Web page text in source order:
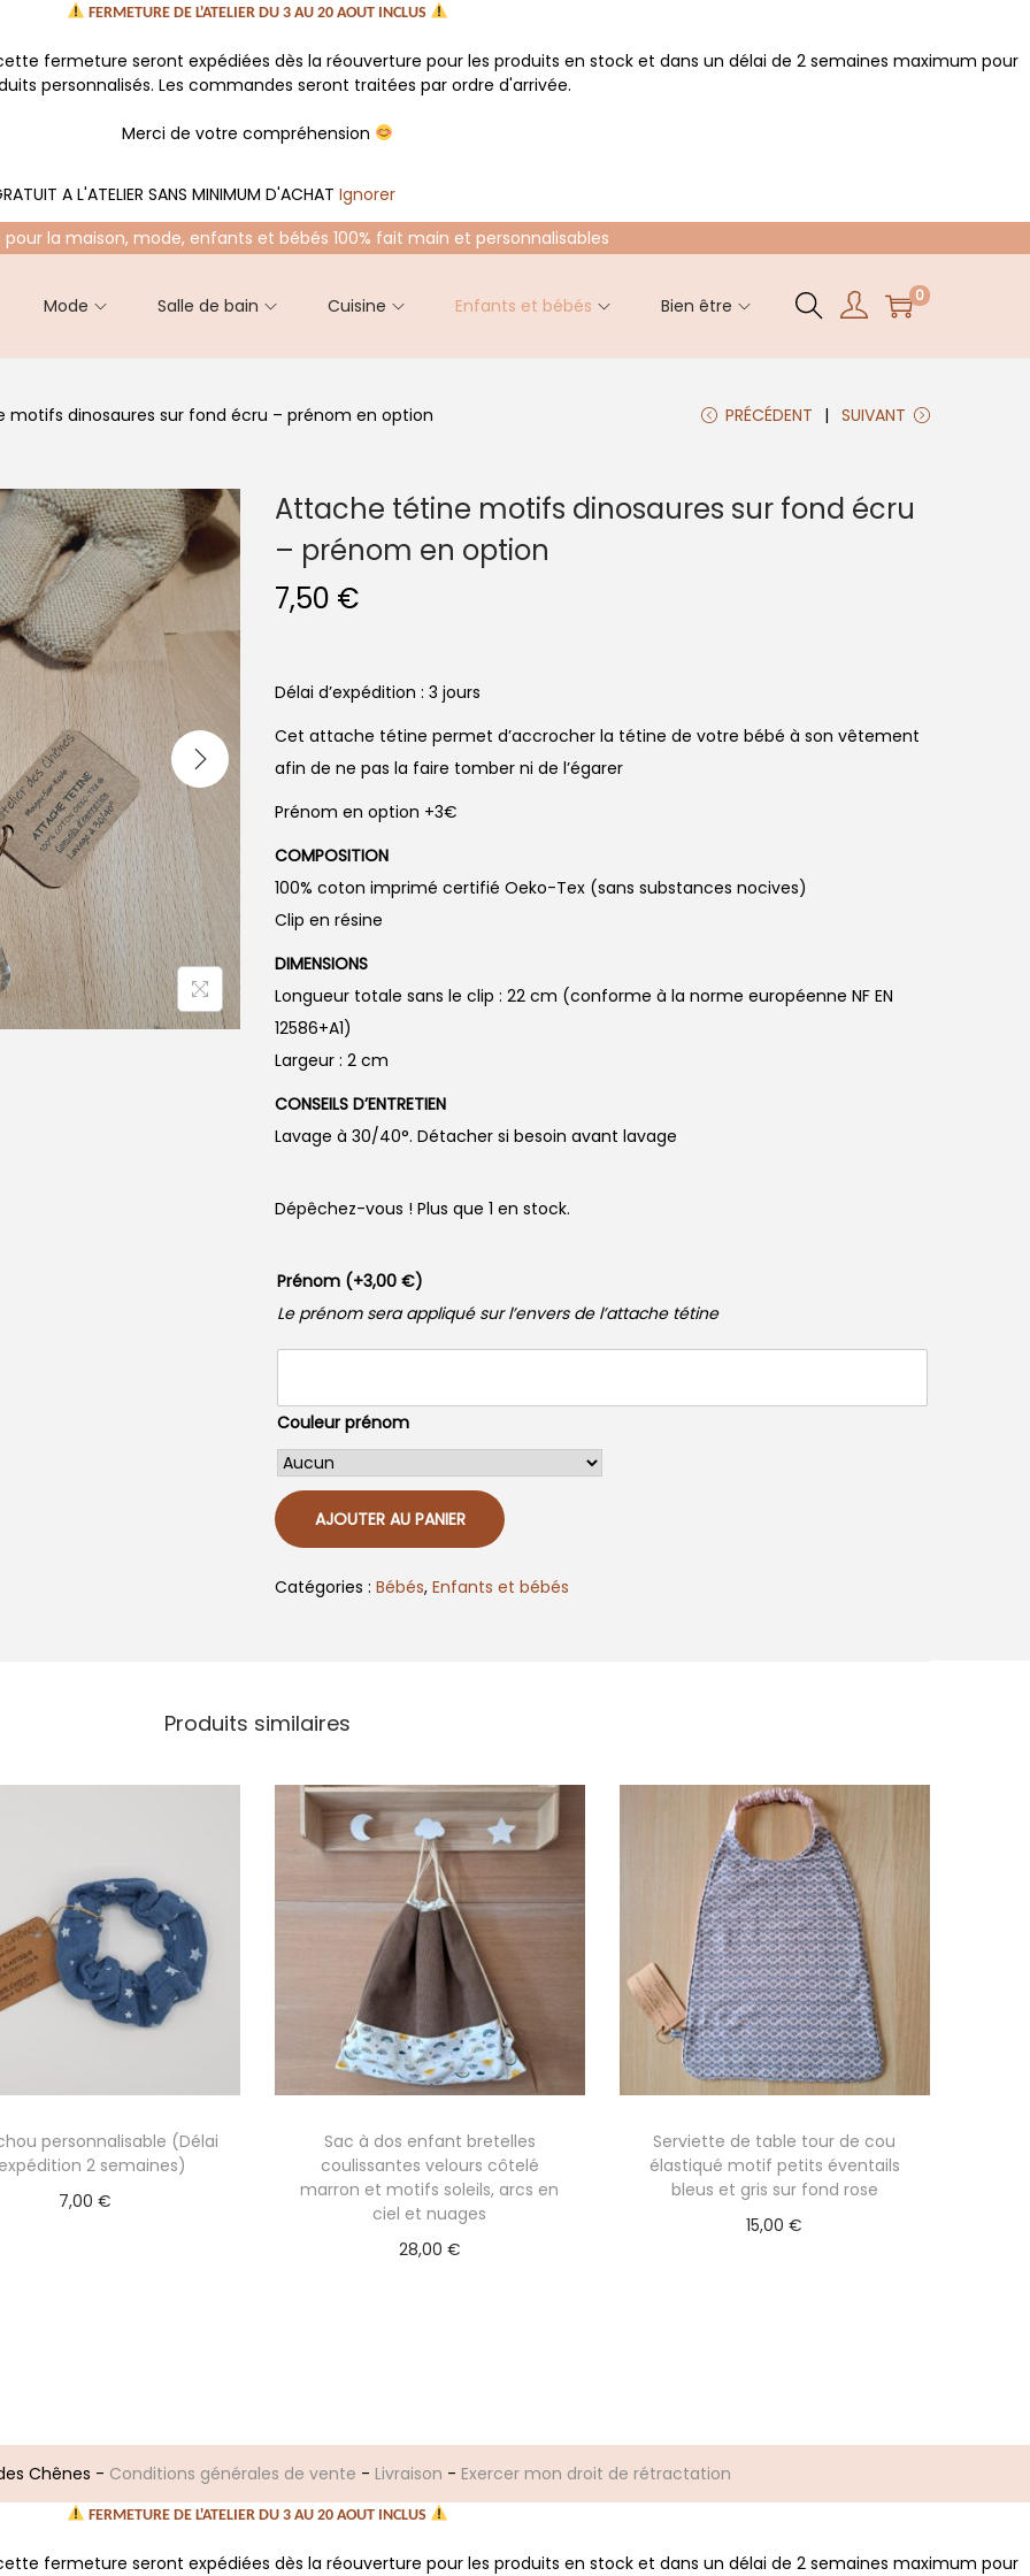
FERMETURE DE L'ATELIER DU 3 AU 20 AOUT INCLUS
fermeture seront expédiées dès la réouverture pour les produits en stock et dans un délai de 2 semaines maximum pour
personnalisés. Les commandes seront traitées par ordre d'arrivée.
Merci de votre compréhension
A L'ATELIER SANS MINIMUM D'ACHAT Ignorer
pour la maison, mode, enfants et bébés 100% fait main et personnalisables
Mode Salle de bain Cuisine Enfants et bébés Bien être 0
motifs dinosaures sur fond écru – prénom en option PRÉCÉDENT SUIVANT
Attache tétine motifs dinosaures sur fond écru
– prénom en option
7,50 €
Délai d’expédition : 3 jours
Cet attache tétine permet d’accrocher la tétine de votre bébé à son vêtement
afin de ne pas la faire tomber ni de l’égarer
Prénom en option +3€
COMPOSITION
100% coton imprimé certifié Oeko-Tex (sans substances nocives)
Clip en résine
DIMENSIONS
Longueur totale sans le clip : 22 cm (conforme à la norme européenne NF EN
12586+A1)
Largeur : 2 cm
CONSEILS D’ENTRETIEN
Lavage à 30/40°. Détacher si besoin avant lavage
Dépêchez-vous ! Plus que 1 en stock.
Prénom (+3,00 €)
Le prénom sera appliqué sur l’envers de l’attache tétine
Couleur prénom
AJOUTER AU PANIER
Catégories : Bébés, Enfants et bébés
Produits similaires
personnalisable (Délai
2 semaines)
7,00 €
Sac à dos enfant bretelles
coulissantes velours côtelé
marron et motifs soleils, arcs en
ciel et nuages
28,00 €
Serviette de table tour de cou
élastiqué motif petits éventails
bleus et gris sur fond rose
15,00€
Chênes - Conditions générales de vente - Livraison - Exercer mon droit de rétractation
FERMETURE DE L'ATELIER DU 3 AU 20 AOUT INCLUS
fermeture seront expédiées dès la réouverture pour les produits en stock et dans un délai de 2 semaines maximum pour